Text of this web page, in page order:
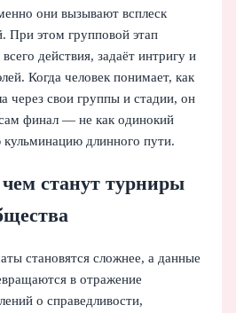
они вызывают всплеск
При этом групповой этап
действия, задаёт интригу и
Когда человек понимает, как
через свои группы и стадии, он
финал — не как одинокий
кульминацию длинного пути.
станут турниры
становятся сложнее, а данные
в отражение
о справедливости,